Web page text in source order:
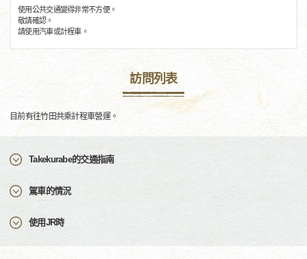
使用公共交通變得非常不方便。
敬請確認。
請使用汽車或計程車。
訪問列表
目前有往竹田共乘計程車營運。
Takekurabe的交通指南
駕車的情況
使用JR時